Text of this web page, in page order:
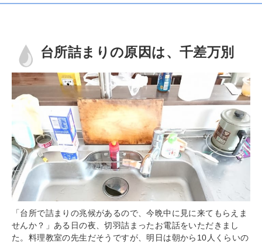
台所詰まりの原因は、千差万別
「台所で詰まりの兆候があるので、今晩中に見に来てもらえま
せんか？」ある日の夜、切羽詰まったお電話をいただきまし
た。料理教室の先生だそうですが、明日は朝から10人くらいの